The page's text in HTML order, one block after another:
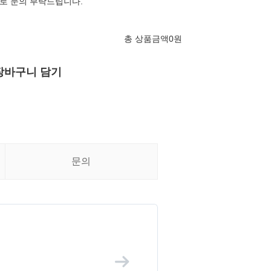
총 상품금액0원
바구니 담기
문의